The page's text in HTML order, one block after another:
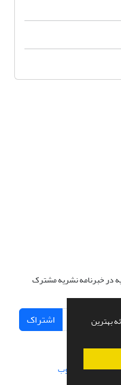
بهترین
در خبرنامه نشریه مشترک
اشتراک
سازی از سیناوب